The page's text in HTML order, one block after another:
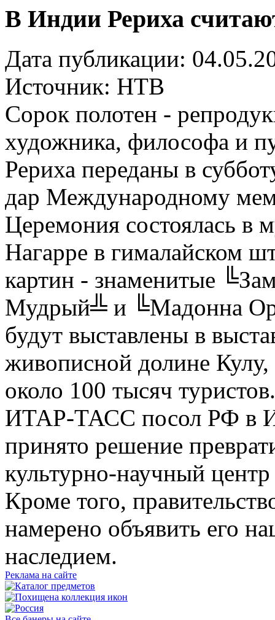
В Индии Рериха
Дата публикации:
Источник: НТВ
Сорок полотен -
художника, философа и
Рериха переданы в
дар Международному
Церемония состоялась в
Нагарре в гималайском
картин - знаменитые
Мудрый╩ и ╚Мадонна
будут выставлены в
живописной долине
около 100 тысяч
ИТАР-ТАСС посол РФ в
принято решение
культурно-научный
Кроме того,
намерено объявить его
наследием.
Реклама на сайте